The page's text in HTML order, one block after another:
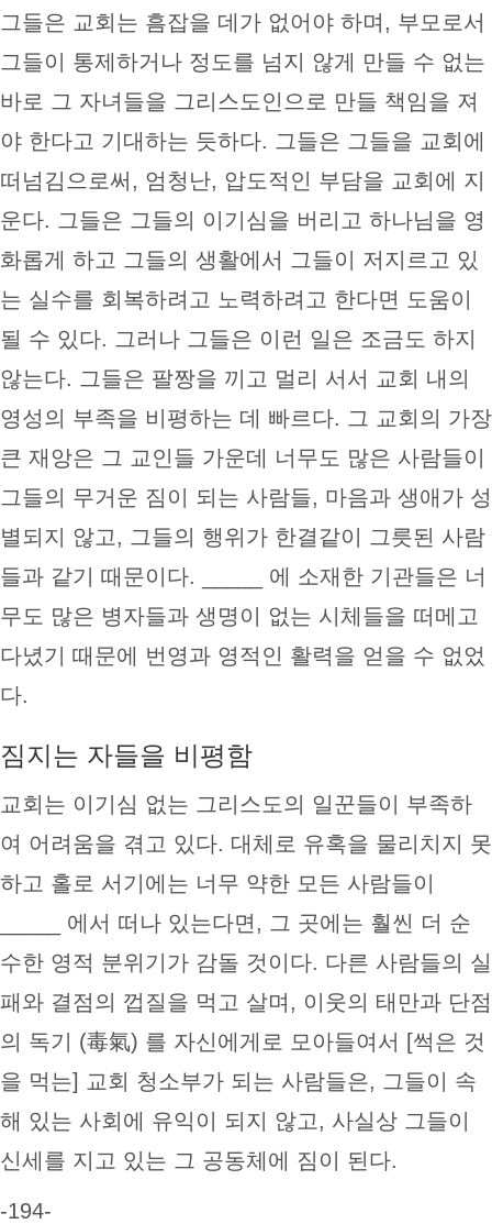
그들은 교회는 흠잡을 데가 없어야 하며, 부모로서
그들이 통제하거나 정도를 넘지 않게 만들 수 없는
바로 그 자녀들을 그리스도인으로 만들 책임을 져
야 한다고 기대하는 듯하다. 그들은 그들을 교회에
떠넘김으로써, 엄청난, 압도적인 부담을 교회에 지
운다. 그들은 그들의 이기심을 버리고 하나님을 영
화롭게 하고 그들의 생활에서 그들이 저지르고 있
는 실수를 회복하려고 노력하려고 한다면 도움이
될 수 있다. 그러나 그들은 이런 일은 조금도 하지
않는다. 그들은 팔짱을 끼고 멀리 서서 교회 내의
영성의 부족을 비평하는 데 빠르다. 그 교회의 가장
큰 재앙은 그 교인들 가운데 너무도 많은 사람들이
그들­의 무거운 짐이 되는 사람들, 마음과 생애가 성
별되지 않고, 그들의 행위가 한결같이 그릇된 사람
들­과 같기 때문이다. _____ 에 소재한 기관들은 너
무도 많은 병자들과 생명이 없는 시체들을 떠메고
다녔기 때문에 번영과 영적인 활력을 얻을 수 없었
다.
짐지는 자들을 비평함
교회는 이기심 없는 그리스도의 일꾼들이 부족하
여 어려움을 겪고 있다. 대체로 유혹을 물리치지 못
하고 홀로 서기에는 너무 약한 모든 사람들이
_____ 에서 떠나 있는다면, 그 곳에는 훨씬 더 순
수한 영적 분위기가 감돌 것이다. 다른 사람들의 실
패와 결점의 껍질을 먹고 살며, 이웃의 태만과 단점
의 독기 (毒氣) 를 자신에게로 모아들여서 [썩은 것
을 먹는] 교회 청소부가 되는 사람들은, 그들이 속
해 있는 사회에 유익이 되지 않고, 사실상 그들이
신세를 지고 있는 그 공동체에 짐이 된다.
-194-